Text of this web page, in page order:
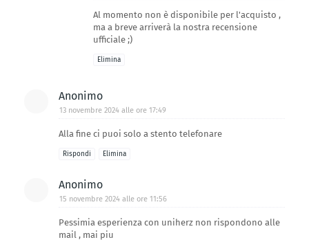
Al momento non è disponibile per l'acquisto ,
ma a breve arriverà la nostra recensione
ufficiale ;)
Elimina
Anonimo
13 novembre 2024 alle ore 17:49
Alla fine ci puoi solo a stento telefonare
Rispondi Elimina
Anonimo
15 novembre 2024 alle ore 11:56
Pessimia esperienza con uniherz non rispondono alle
mail , mai piu